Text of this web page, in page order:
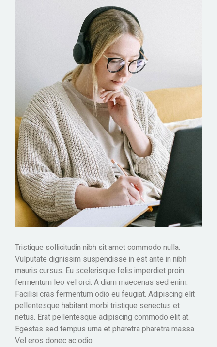
Tristique sollicitudin nibh sit amet commodo nulla.
Vulputate dignissim suspendisse in est ante in nibh
mauris cursus. Eu scelerisque felis imperdiet proin
fermentum leo vel orci. A diam maecenas sed enim.
Facilisi cras fermentum odio eu feugiat. Adipiscing elit
pellentesque habitant morbi tristique senectus et
netus. Erat pellentesque adipiscing commodo elit at.
Egestas sed tempus urna et pharetra pharetra massa.
Vel eros donec ac odio.